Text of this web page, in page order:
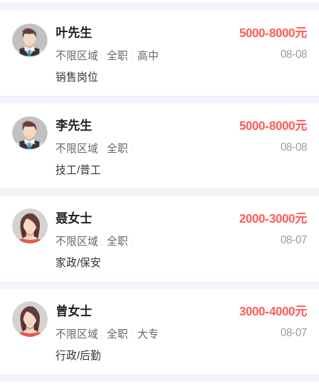
叶先生 5000-8000元
不限区域 全职 高中
08-08
销售岗位
李先生 5000-8000元
不限区域 全职
08-08
技工/普工
聂女士 2000-3000元
不限区域 全职
08-07
家政/保安
曾女士 3000-4000元
不限区域 全职 大专
08-07
行政/后勤